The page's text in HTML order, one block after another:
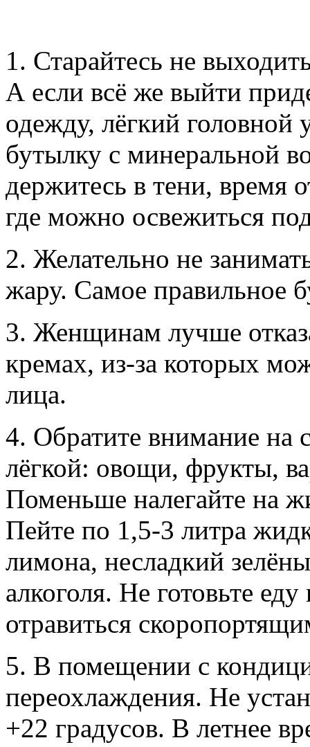
1. Старайтесь не
А если всё же выйти
одежду, лёгкий головной
бутылку с минеральной
держитесь в тени, время
где можно освежиться
2. Желательно не
жару. Самое правильное
3. Женщинам лучше
кремах, из-за которых
лица.
4. Обратите внимание на
лёгкой: овощи, фрукты,
Поменьше налегайте на
Пейте по 1,5-3 литра
лимона, несладкий
алкоголя. Не готовьте
отравиться
5. В помещении с
переохлаждения. Не
+22 градусов. В летнее